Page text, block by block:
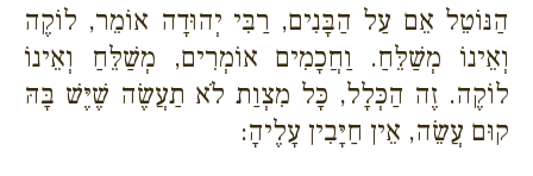
הַנּוֹטֵל אֵם עַל הַבָּנִים, רַבִּי יְהוּדָה אוֹמֵר, לוֹקֶה
וְאֵינוֹ מְשַׁלֵּחַ. וַחֲכָמִים אוֹמְרִים, מְשַׁלֵּחַ וְאֵינוֹ
לוֹקֶה. זֶה הַכְּלָל, כָּל מִצְוַת לֹא תַעֲשֶׂה שֶׁיֶּשׁ בָּהּ
קוּם עֲשֵׂה, אֵין חַיָּבִין עָלֶיהָ: